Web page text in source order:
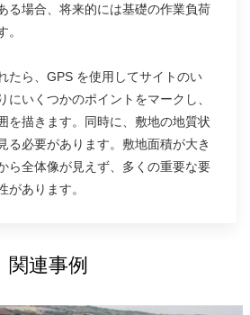
る場合、将来的には基礎の作業負荷
。
たら、GPS を使用してサイトのい
にいくつかのポイントをマークし、
を描きます。同時に、敷地の地質状
る必要があります。敷地面積が大き
ら全体像が見えず、多くの重要な要
があります。
関連事例